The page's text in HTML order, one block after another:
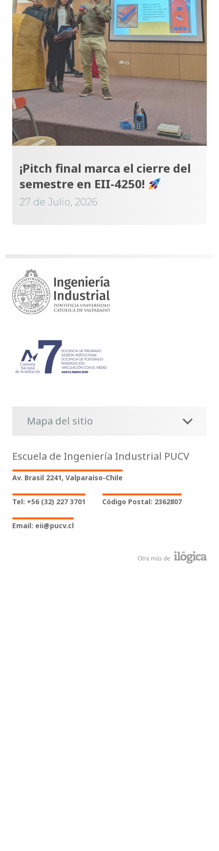
¡Pitch final marca el cierre del
semestre en EII-4250!
27 de Julio, 2026
Mapa del sitio
Escuela de Ingeniería Industrial PUCV
Av. Brasil 2241, Valparaíso-Chile
Tel: +56 (32) 227 3701 Código Postal: 2362807
Email: eii@pucv.cl